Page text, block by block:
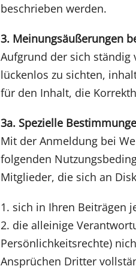
beschrieben werden.
3. Meinungsäußerungen
Aufgrund der sich
lückenlos zu sichten,
für den Inhalt, die
3a. Spezielle
Mit der Anmeldung bei
folgenden
Mitglieder, die sich an
1. sich in Ihren Beiträgen
2. die alleinige
Persönlichkeitsrechte)
Ansprüchen Dritter